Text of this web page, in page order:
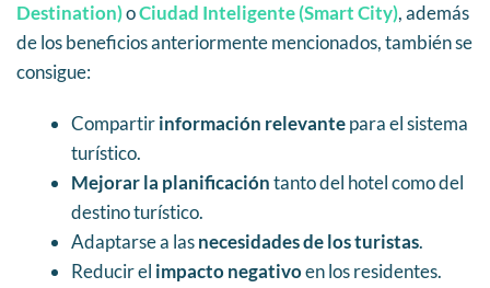
Destination)oCiudad Inteligente (Smart City), además
de los beneficios anteriormente mencionados, también se
consigue:
Compartirinformación relevantepara el sistema
turístico.
Mejorar la planificacióntanto del hotel como del
destino turístico.
Adaptarse a lasnecesidades de los turistas.
Reducir el impacto negativoen los residentes.